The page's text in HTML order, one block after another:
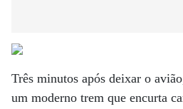
Três minutos após deixar o
um moderno trem que encurta